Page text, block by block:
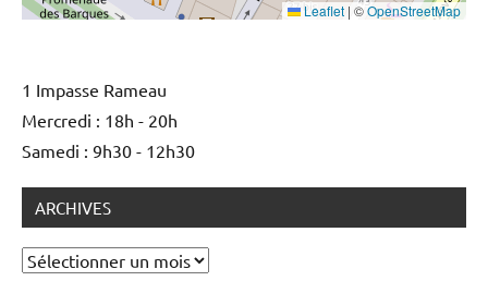
Leaflet | ©OpenStreetMap
1 Impasse Rameau
Mercredi : 18h - 20h
Samedi : 9h30 - 12h30
ARCHIVES
Archives